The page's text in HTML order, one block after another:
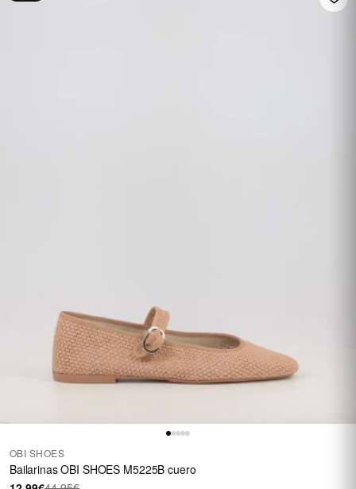
OBI SHOES
Bailarinas OBI SHOES M5225B cuero